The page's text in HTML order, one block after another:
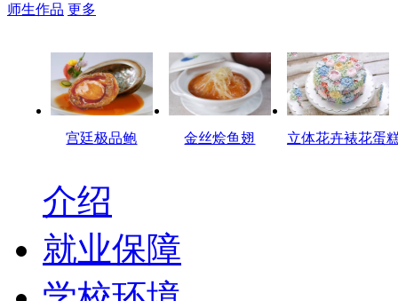
师生作品 更多
宫廷极品鲍 金丝烩鱼翅 立体花卉裱花蛋
介绍
就业保障